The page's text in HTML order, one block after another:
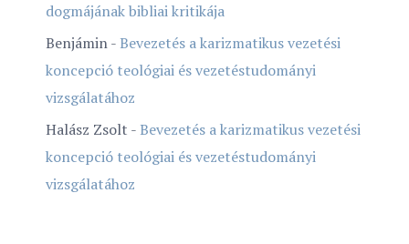
dogmájának bibliai kritikája
Benjámin-Bevezetés a karizmatikus vezetési
koncepció teológiai és vezetéstudományi
vizsgálatához
Halász Zsolt -Bevezetés a karizmatikus vezetési
koncepció teológiai és vezetéstudományi
vizsgálatához